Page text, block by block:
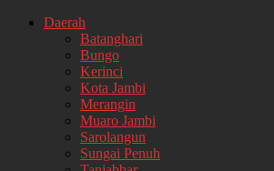
Daerah
Batanghari
Bungo
Kerinci
Kota Jambi
Merangin
Muaro Jambi
Sarolangun
Sungai Penuh